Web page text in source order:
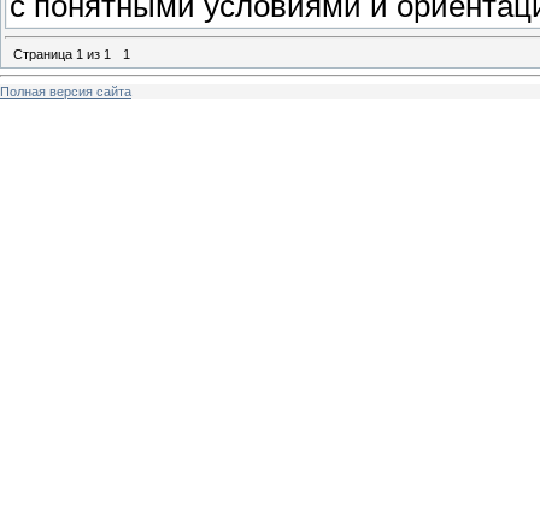
Страница 1 из 1 1
Полная версия сайта